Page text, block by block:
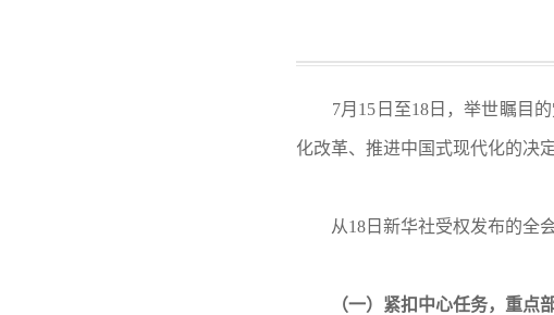
7月15日至18日，举世瞩目的
化改革、推进中国式现代化的决定
从18日新华社受权发布的全
（一）紧扣中心任务，重点